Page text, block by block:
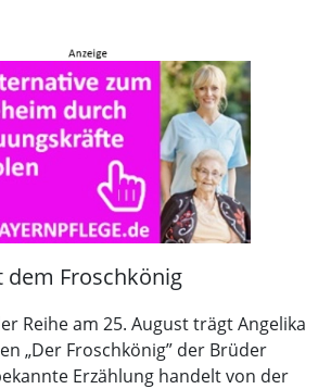
Froschkönig
Reihe am 25. August trägt Angelika
„Der Froschkönig” der Brüder
Erzählung handelt von der